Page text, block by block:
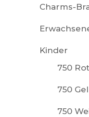
Charms-
Kinder
750
750
750